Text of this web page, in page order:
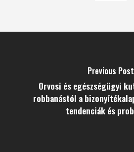
Previous Post
Orvosi és egészségügyi
robbanástól a
tendenciák és